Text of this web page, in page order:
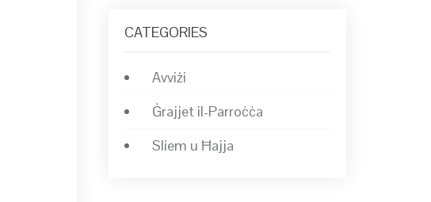
CATEGORIES
Avviżi
Ġrajjet il-Parroċċa
Sliem u Ħajja